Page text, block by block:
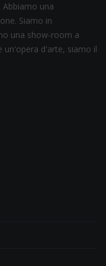
Abbiamo una
Siamo in
una show-room a
un'opera d'arte, siamo il